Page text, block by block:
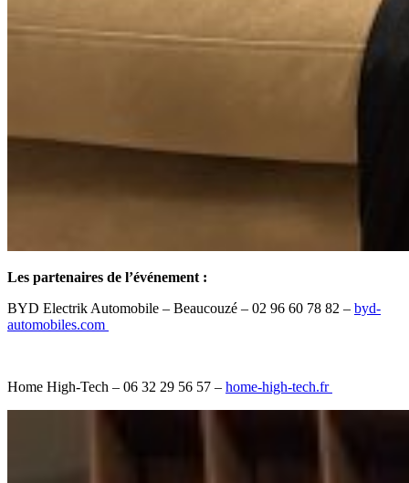
Les partenaires de l’événement :
BYD Electrik Automobile – Beaucouzé – 02 96 60 78 82 – byd-
automobiles.com
Home High-Tech – 06 32 29 56 57 – home-high-tech.fr